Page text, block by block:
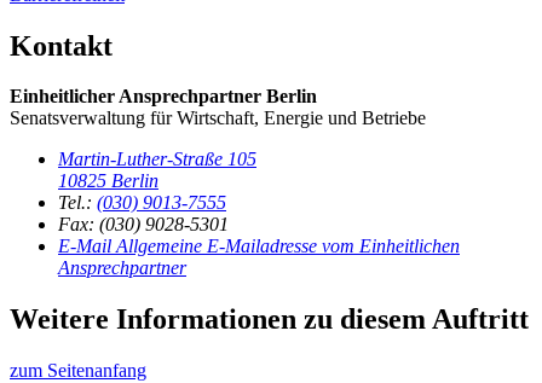
Kontakt
Einheitlicher Ansprechpartner Berlin
Senatsverwaltung für Wirtschaft, Energie und Betriebe
Martin-Luther-Straße 105
10825 Berlin
Tel.: (030) 9013-7555
Fax: (030) 9028-5301
E-MailAllgemeine E-Mailadresse vom Einheitlichen
Ansprechpartner
Weitere Informationen zu diesem Auftritt
zum Seitenanfang